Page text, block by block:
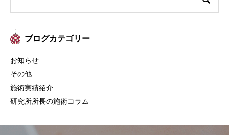
ブログカテゴリー
お知らせ
その他
施術実績紹介
研究所所長の施術コラム